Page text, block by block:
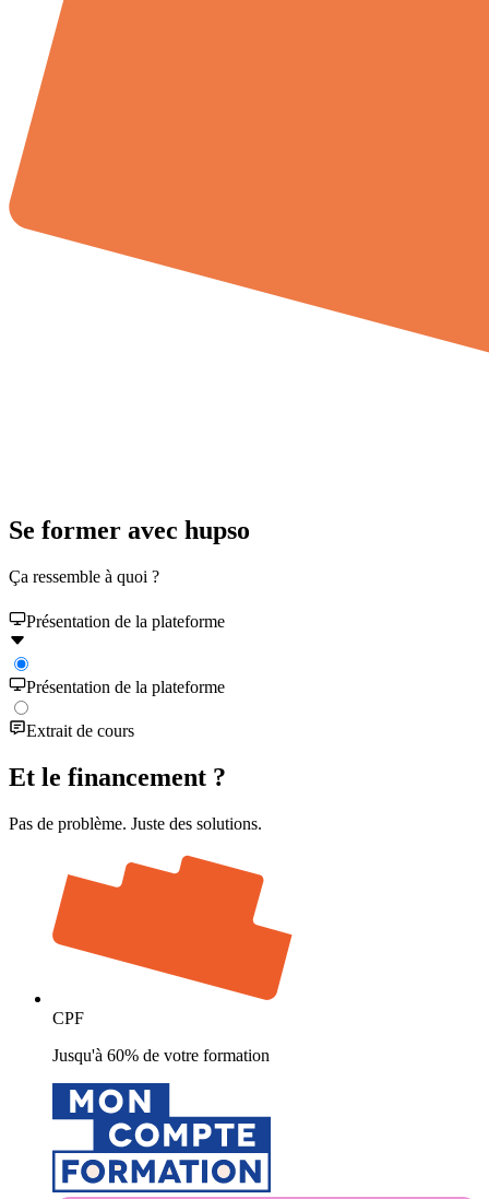
Se former avec hupso
Ça ressemble à quoi ?
Présentation de la plateforme
Présentation de la plateforme
Extrait de cours
Et le financement ?
Pas de problème. Juste des solutions.
CPF
Jusqu'à 60% de votre formation